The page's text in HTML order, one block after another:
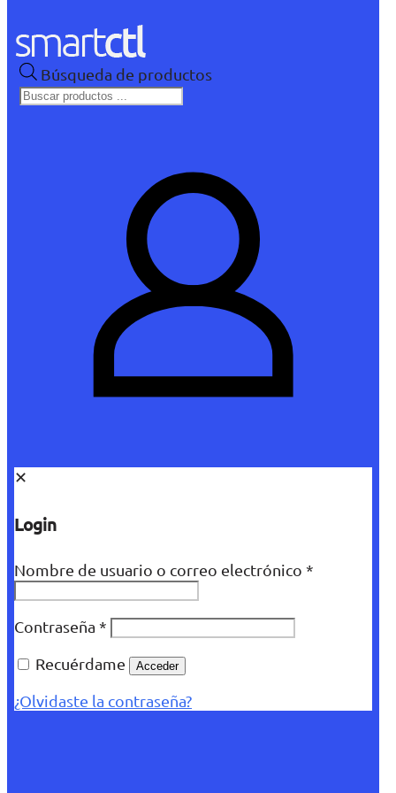
Búsqueda de productos
✕
Login
Nombre de usuario o correo electrónico *
Contraseña *
Recuérdame
Acceder
¿Olvidaste la contraseña?